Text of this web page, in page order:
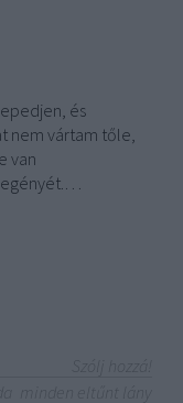
és
nem vártam tőle,
van